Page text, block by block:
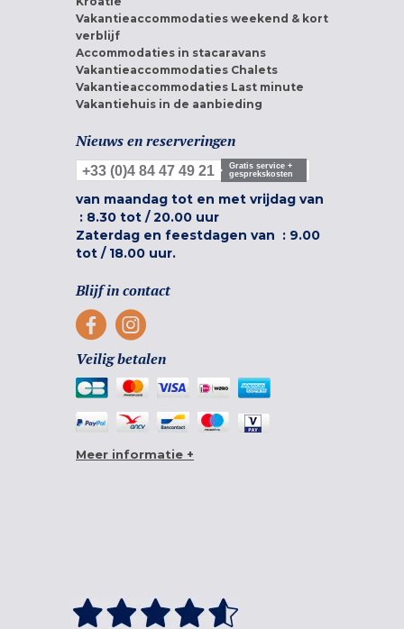
Vakantieaccommodaties weekend & kort
verblijf
Accommodaties in stacaravans
Vakantieaccommodaties Chalets
Vakantieaccommodaties Last minute
Vakantiehuis in de aanbieding
Nieuws en reserveringen
+33 (0)4 84 47 49 21
Gratis service +
gesprekskosten
van maandag tot en met vrijdag van
: 8.30 tot /20.00 uur
Zaterdag en feestdagen van : 9.00
tot / 18.00 uur.
Blijf in contact
Veilig betalen
Meer informatie +